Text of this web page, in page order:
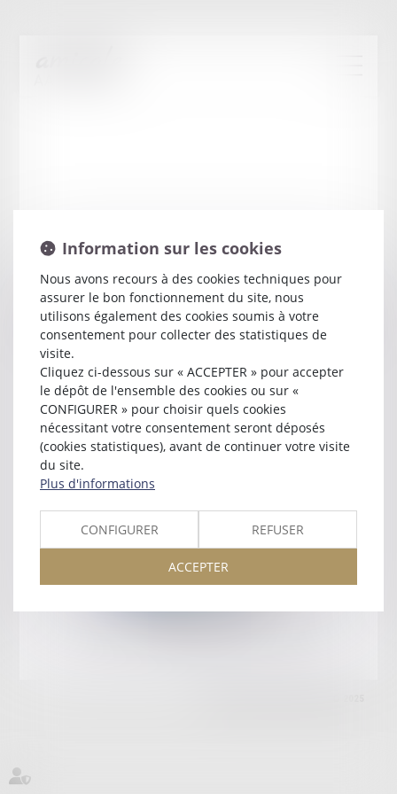
AnneHUC-BEAUCHAMPS
1 C RUE CHARLOUN RIEU
CP G20
84000 AVIGNON
Tél :04 90 86 95 91
Honoraires Plan du site
amicale AA -COvea
Information sur les cookies
Nous avons recours à des cookies techniques pour
assurer le bon fonctionnement du site, nous
utilisons également des cookies soumis à votre
consentement pour collecter des statistiques de
visite.
Cliquez ci-dessous sur « ACCEPTER » pour accepter
le dépôt de l'ensemble des cookies ou sur «
CONFIGURER » pour choisir quels cookies
nécessitant votre consentement seront déposés
(cookies statistiques), avant de continuer votre visite
du site.
Plus d'informations
CONFIGURER REFUSER
ACCEPTER